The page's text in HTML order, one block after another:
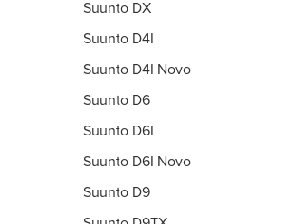
Suunto DX
Suunto D4I
Suunto D4I Novo
Suunto D6
Suunto D6I
Suunto D6I Novo
Suunto D9